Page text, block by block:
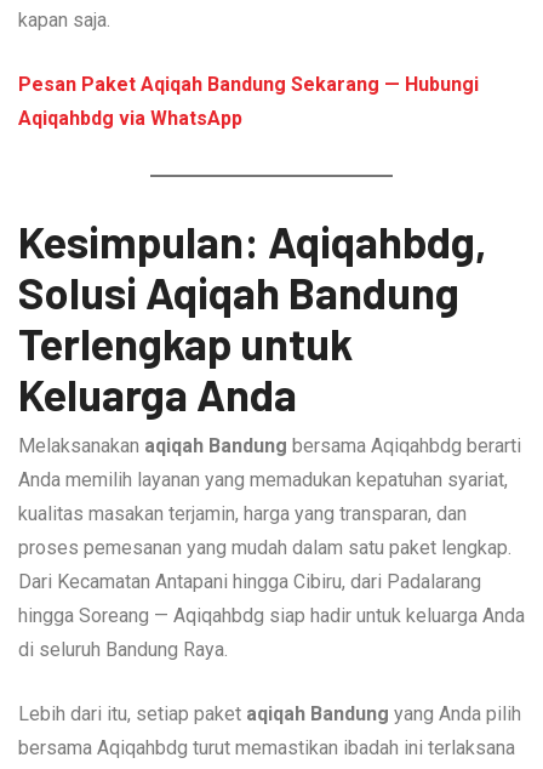
kapan saja.
Pesan Paket Aqiqah Bandung Sekarang — Hubungi
Aqiqahbdg via WhatsApp
Kesimpulan: Aqiqahbdg,
Solusi Aqiqah Bandung
Terlengkap untuk
Keluarga Anda
Melaksanakan aqiqah Bandung bersama Aqiqahbdg berarti
Anda memilih layanan yang memadukan kepatuhan syariat,
kualitas masakan terjamin, harga yang transparan, dan
proses pemesanan yang mudah dalam satu paket lengkap.
Dari Kecamatan Antapani hingga Cibiru, dari Padalarang
hingga Soreang — Aqiqahbdg siap hadir untuk keluarga Anda
di seluruh Bandung Raya.
Lebih dari itu, setiap paket aqiqah Bandung yang Anda pilih
bersama Aqiqahbdg turut memastikan ibadah ini terlaksana